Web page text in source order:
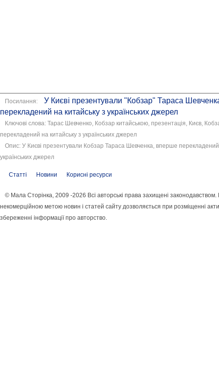
Посилання:
У Києві презентували "Кобзар" Тараса
перекладений на китайську з українських джерел
Ключові слова: Тарас Шевченко, Кобзар китайською, презентація, Києв,
перекладений на китайську з українських джерел
Опис: У Києві презентували Кобзар Тараса Шевченка, вперше перекладений
українських джерел
Статті Новини Корисні ресурси
© Мала Сторінка, 2009 -2026 Всі авторські права захищені
некомерційною метою новин і статей сайту дозволяється при розміщенні
збереженні інформації про авторство.